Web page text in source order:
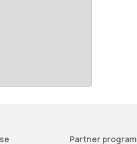
Partner program